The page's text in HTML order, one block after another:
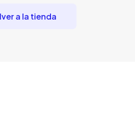
a la tienda